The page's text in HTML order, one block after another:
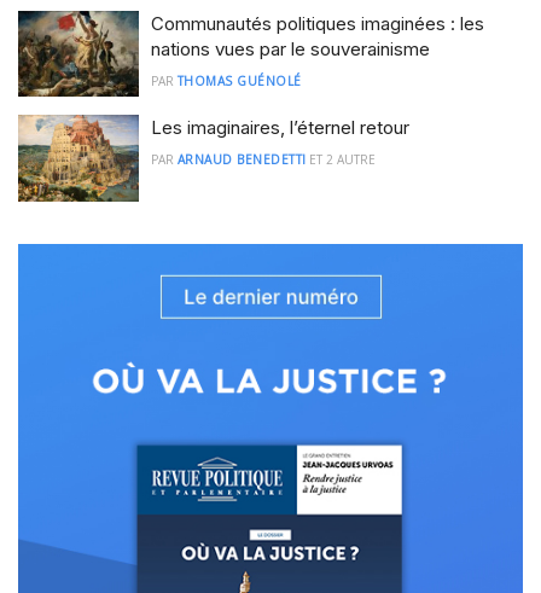
Communautés politiques imaginées : les
nations vues par le souverainisme
PAR THOMAS GUÉNOLÉ
Les imaginaires, l’éternel retour
PAR ARNAUD BENEDETTI ET 2 AUTRE